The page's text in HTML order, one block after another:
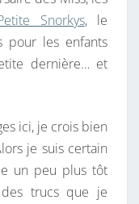
Snorkys, le
pour les enfants
dernière… et
ici, je crois bien
je suis certain
un peu plus tôt
trucs que je